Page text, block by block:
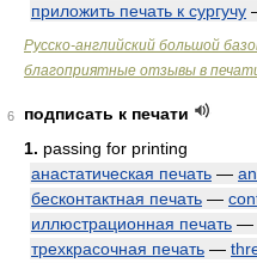
приложить печать к сургучу
Русско-английский большой
благоприятные отзывы в
6
подписать к печати
1. passing for printing
анастатическая печать —
бесконтактная печать —
иллюстрационная печать —
трехкрасочная печать —